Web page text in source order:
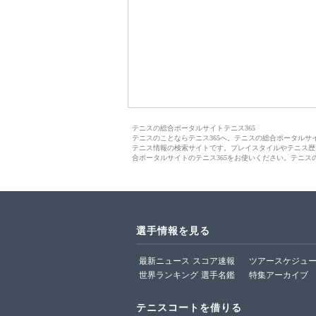
テニスの総合ポータルサイトテニス365
テニスのことならテニス365へ。テニスの総合ポータル
テニス情報の検索サイトです。プレイスタイルやテニス
合ポータルサイトのテニス365をお使いください。テニ
選手情報を見る
最新ニュース スコア速報
世界ランキング 選手名鑑
ツアースケジュ
特集アーカイブ
テニスコートを借りる